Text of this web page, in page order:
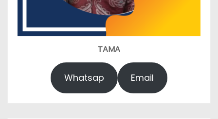
TAMA
Whatsap Email